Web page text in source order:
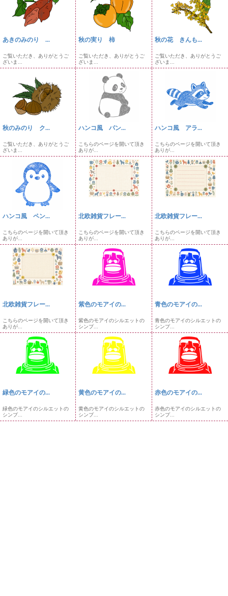
あきのみのり ...
ご覧いただき、ありがとうご
ざいま...
秋の実り 柿
ご覧いただき、ありがとうご
ざいま...
秋の花 きんも...
ご覧いただき、ありがとうご
ざいま...
秋のみのり ク...
ご覧いただき、ありがとうご
ざいま...
ハンコ風 パン...
こちらのページを開いて頂き
ありが...
ハンコ風 アラ...
こちらのページを開いて頂き
ありが...
ハンコ風 ペン...
こちらのページを開いて頂き
ありが...
北欧雑貨フレー...
こちらのページを開いて頂き
ありが...
北欧雑貨フレー...
こちらのページを開いて頂き
ありが...
北欧雑貨フレー...
こちらのページを開いて頂き
ありが...
紫色のモアイの...
紫色のモアイのシルエットの
シンプ...
青色のモアイの...
青色のモアイのシルエットの
シンプ...
緑色のモアイの...
緑色のモアイのシルエットの
シンプ...
黄色のモアイの...
黄色のモアイのシルエットの
シンプ...
赤色のモアイの...
赤色のモアイのシルエットの
シンプ...